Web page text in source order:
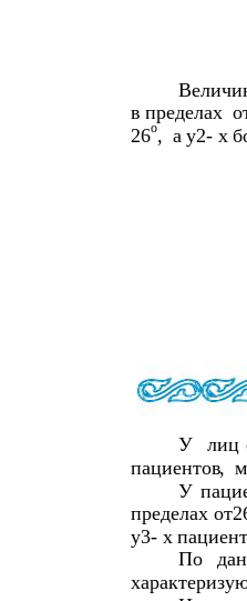
в пределах
26o, а у2- х
У лиц
пациентов,
У
пределах от
у3- х
По